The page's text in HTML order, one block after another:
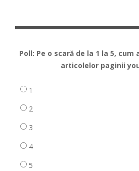
Poll: Pe o scară de la 1 la 5,
articolelor paginii
1
2
3
4
5